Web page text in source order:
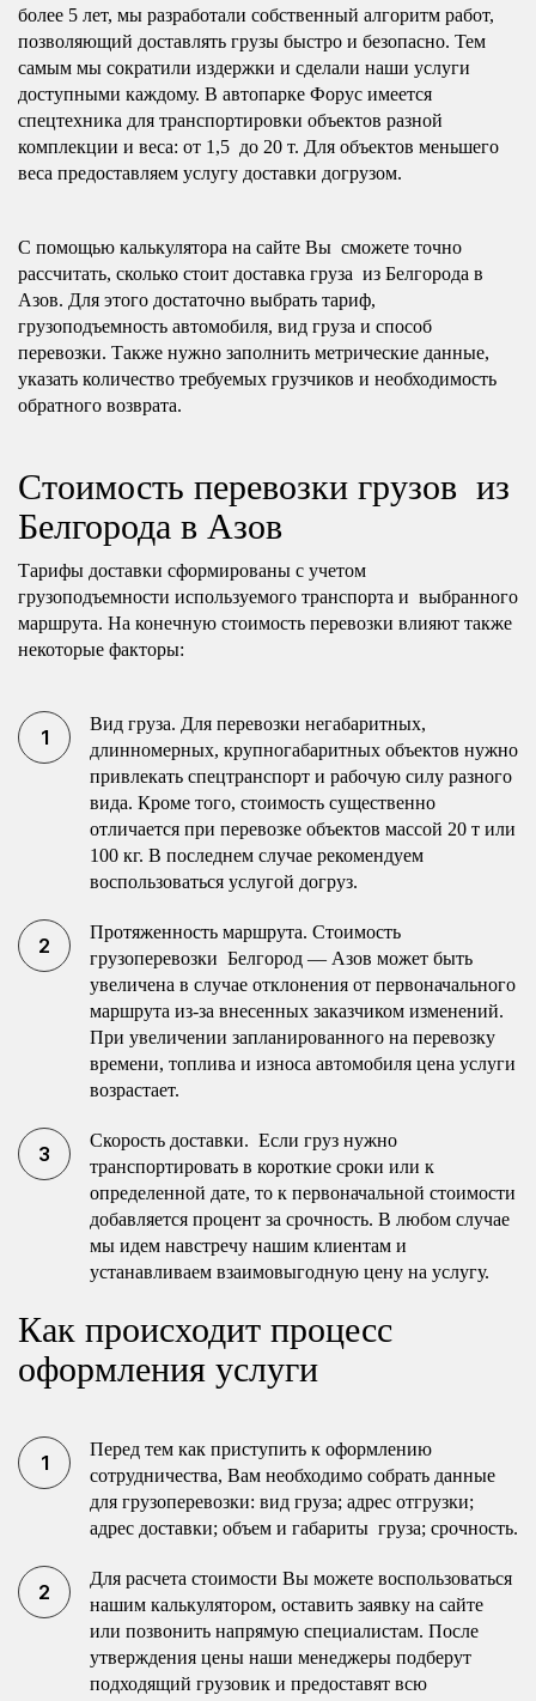
более 5 лет, мы разработали собственный алгоритм работ,
позволяющий доставлять грузы быстро и безопасно. Тем
самым мы сократили издержки и сделали наши услуги
доступными каждому. В автопарке Форус имеется
спецтехника для транспортировки объектов разной
комплекции и веса: от 1,5 до 20 т. Для объектов меньшего
веса предоставляем услугу доставки догрузом.
С помощью калькулятора на сайте Вы сможете точно
рассчитать, сколько стоит доставка груза из Белгорода в
Азов. Для этого достаточно выбрать тариф,
грузоподъемность автомобиля, вид груза и способ
перевозки. Также нужно заполнить метрические данные,
указать количество требуемых грузчиков и необходимость
обратного возврата.
Стоимость перевозки грузов из
Белгорода в Азов
Тарифы доставки сформированы с учетом
грузоподъемности используемого транспорта и выбранного
маршрута. На конечную стоимость перевозки влияют также
некоторые факторы:
Вид груза. Для перевозки негабаритных,
длинномерных, крупногабаритных объектов нужно
привлекать спецтранспорт и рабочую силу разного
вида. Кроме того, стоимость существенно
отличается при перевозке объектов массой 20 т или
100 кг. В последнем случае рекомендуем
воспользоваться услугой догруз.
Протяженность маршрута. Стоимость
грузоперевозки Белгород — Азов может быть
увеличена в случае отклонения от первоначального
маршрута из-за внесенных заказчиком изменений.
При увеличении запланированного на перевозку
времени, топлива и износа автомобиля цена услуги
возрастает.
Скорость доставки. Если груз нужно
транспортировать в короткие сроки или к
определенной дате, то к первоначальной стоимости
добавляется процент за срочность. В любом случае
мы идем навстречу нашим клиентам и
устанавливаем взаимовыгодную цену на услугу.
Как происходит процесс
оформления услуги
Перед тем как приступить к оформлению
сотрудничества, Вам необходимо собрать данные
для грузоперевозки: вид груза; адрес отгрузки;
адрес доставки; объем и габариты груза; срочность.
Для расчета стоимости Вы можете воспользоваться
нашим калькулятором, оставить заявку на сайте
или позвонить напрямую специалистам. После
утверждения цены наши менеджеры подберут
подходящий грузовик и предоставят всю